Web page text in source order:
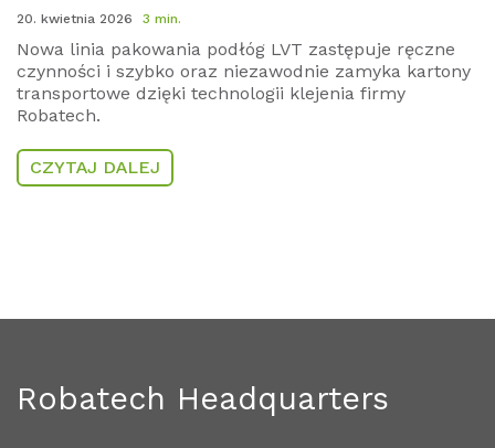
20. kwietnia 2026 3 min.
Nowa linia pakowania podłóg LVT zastępuje ręczne
czynności i szybko oraz niezawodnie zamyka kartony
transportowe dzięki technologii klejenia firmy
Robatech.
CZYTAJ DALEJ
Robatech Headquarters